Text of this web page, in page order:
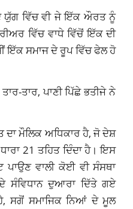
ਯੁੱਗ ਵਿੱਚ ਵੀ ਜੇ ਇੱਕ ਔਰਤ ਨੂੰ
ਵਿੱਚ ਵਾਧੇ ਵਿੱਚੋਂ ਇੱਕ ਦੀ
ਇੱਕ ਸਮਾਜ ਦੇ ਰੂਪ ਵਿੱਚ ਫੇਲ ਹੋ
ਤਾਰ, ਪਾਣੀ ਪਿੱਛੇ ਭਤੀਜੇ ਨੇ
ਮੌਲਿਕ ਅਧਿਕਾਰ ਹੈ, ਜੋ ਦੇਸ਼
21 ਤਹਿਤ ਦਿੰਦਾ ਹੈ। ਇਸ
ਪਾਉਣ ਵਾਲੀ ਕੋਈ ਵੀ ਸੰਸਥਾ
ਸੰਵਿਧਾਨ ਦੁਆਰਾ ਦਿੱਤੇ ਗਏ
ਸਗੋਂ ਸਮਾਜਿਕ ਨਿਆਂ ਦੇ ਮੂਲ